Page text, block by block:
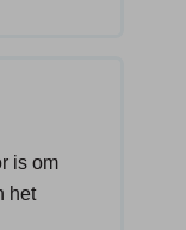
is om
het